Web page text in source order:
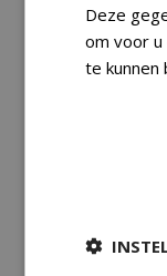
Deze
om voor
te kunnen